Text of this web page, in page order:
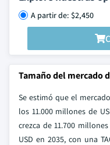
A partir de: $2,450
Tamaño del mercado
Se estimó que el
los 11.000 millones de
crezca de 11.700
USD en 2035, con una